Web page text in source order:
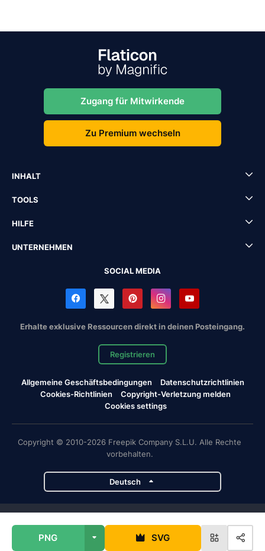
PNG SVG
Zugang für Mitwirkende
Zu Premium wechseln
INHALT
TOOLS
HILFE
UNTERNEHMEN
SOCIAL MEDIA
Erhalte exklusive Ressourcen direkt in deinen Posteingang.
Registrieren
Allgemeine Geschäftsbedingungen
Datenschutzrichtlinien
Cookies-Richtlinien
Copyright-Verletzung melden
Cookies settings
Copyright © 2010-2026 Freepik Company S.L.U. Alle Rechte
vorbehalten.
Deutsch